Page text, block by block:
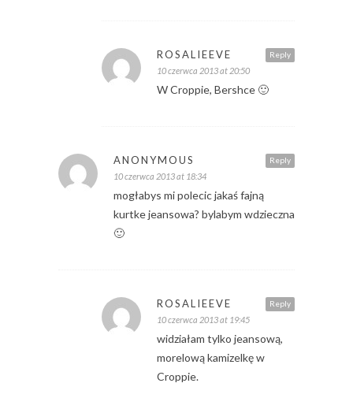
Reply
ROSALIEEVE
10 czerwca 2013 at 20:50
W Croppie, Bershce 🙂
Reply
ANONYMOUS
10 czerwca 2013 at 18:34
mogłabys mi polecic jakaś fajną
kurtke jeansowa? bylabym wdzieczna
🙂
Reply
ROSALIEEVE
10 czerwca 2013 at 19:45
widziałam tylko jeansową,
morelową kamizelkę w
Croppie.